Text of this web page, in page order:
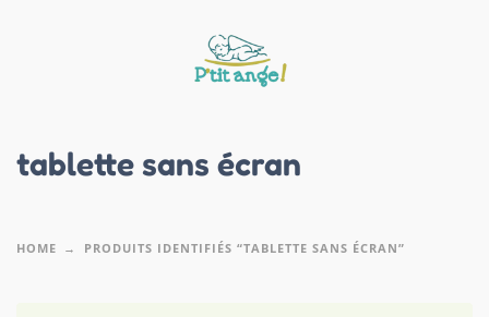
tablette sans écran
HOME PRODUITS IDENTIFIÉS “TABLETTE SANS ÉCRAN”